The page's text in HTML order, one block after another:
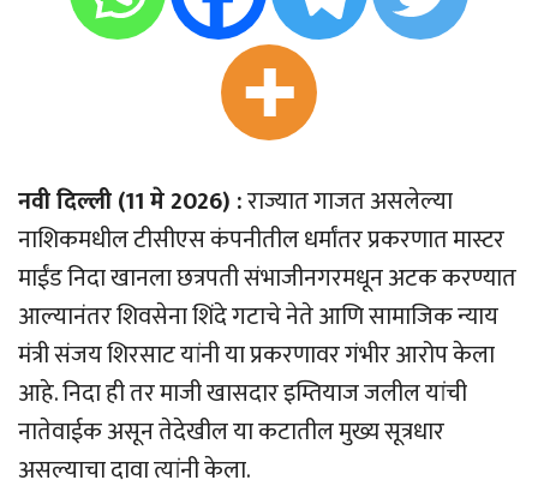
नवी दिल्ली (11 मे 2026) :राज्यात गाजत असलेल्या
नाशिकमधील टीसीएस कंपनीतील धर्मांतर प्रकरणात मास्टर
माईंड निदा खानला छत्रपती संभाजीनगरमधून अटक करण्यात
आल्यानंतर शिवसेना शिंदे गटाचे नेते आणि सामाजिक न्याय
मंत्री संजय शिरसाट यांनी या प्रकरणावर गंभीर आरोप केला
आहे. निदा ही तर माजी खासदार इम्तियाज जलील यांची
नातेवाईक असून तेदेखील या कटातील मुख्य सूत्रधार
असल्याचा दावा त्यांनी केला.